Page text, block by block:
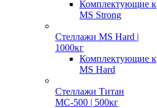
Комплектующие к
MS Strong
Стеллажи MS Hard |
1000кг
Комплектующие к
MS Hard
Стеллажи Титан
МС-500 | 500кг